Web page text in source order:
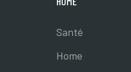
Santé
Home